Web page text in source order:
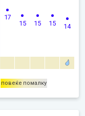
17
15 15 15 14
повеќе помалку